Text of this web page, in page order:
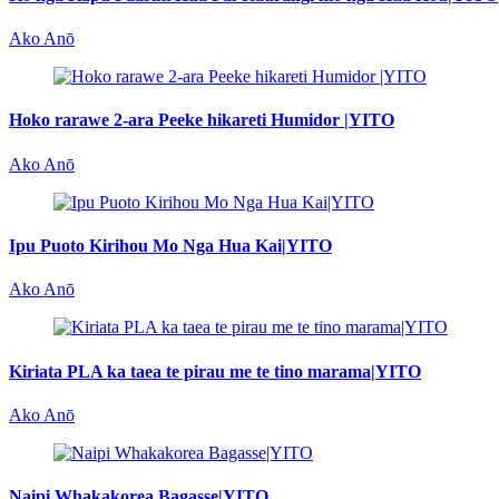
Ako Anō
Hoko rarawe 2-ara Peeke hikareti Humidor |YITO
Ako Anō
Ipu Puoto Kirihou Mo Nga Hua Kai|YITO
Ako Anō
Kiriata PLA ka taea te pirau me te tino marama|YITO
Ako Anō